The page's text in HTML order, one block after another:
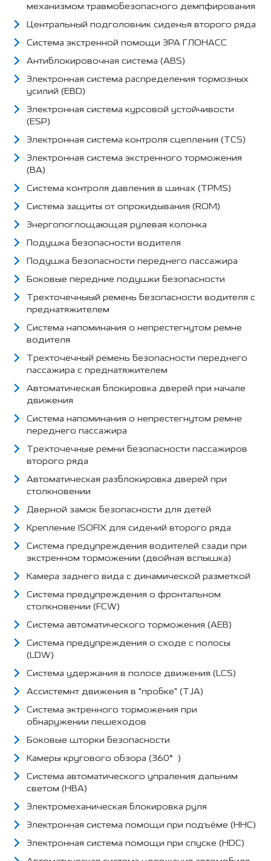
механизмом травмобезопасного демпфирования
Центральный подголовник сиденья второго ряда
Система экстренной помощи ЭРА ГЛОНАСС
Антиблокировочная система (ABS)
Электронная система распределения тормозных
усилий (EBD)
Электронная система курсовой устойчивости
(ESP)
Электронная система контроля сцепления (TCS)
Электронная система экстренного торможения
(BA)
Система контроля давления в шинах (TPMS)
Система защиты от опрокидывания (ROM)
Энергопоглощающая рулевая колонка
Подушка безопасности водителя
Подушка безопасности переднего пассажира
Боковые передние подушки безопасности
Трехточечныый ремень безопасности водителя с
преднатяжителем
Система напоминания о непрестегнутом ремне
водителя
Трехточечный ремень безопасности переднего
пассажира с преднатяжителем
Автоматическая блокировка дверей при начале
движения
Система напоминания о непрестегнутом ремне
переднего пассажира
Трехточечные ремни безопасности пассажиров
второго ряда
Автоматическая разблокировка дверей при
столкновении
Дверной замок безопасности для детей
Крепление ISOFIX для сидений второго ряда
Система предупреждения водителей сзади при
экстренном торможении (двойная вспышка)
Камера заднего вида с динамической разметкой
Система предупреждения о фронтальном
столкновении (FCW)
Система автоматического торможения (AEB)
Система предупреждения о сходе с полосы
(LDW)
Система удержания в полосе движения (LCS)
Ассистемнт движения в "пробке" (TJA)
Система эктренного торможения при
обнаружении пешеходов
Боковые шторки безопасности
Камеры кругового обзора (360°)
Система автоматического упраления дальним
светом (HBA)
Электромеханическая блокировка руля
Электронная система помощи при подъёме (HHC)
Электронная система помощи при спуске (HDC)